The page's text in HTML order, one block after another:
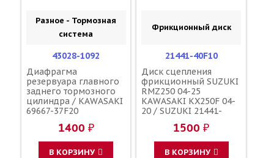
Разное - Тормозная
система
43028-1092
Диафрагма
резервуара главного
заднего тормозного
цилиндра / KAWASAKI
69667-37F20
1400 ₽
В КОРЗИНУ
Фрикционный диск
21441-40F10
Диск сцепления
фрикционный SUZUKI
RMZ250 04-25
KAWASAKI KX250F 04-
20 / SUZUKI 21441-
21441-36F40 13088-
0005 13088-0006
13088-0015 13088-0018
1500 ₽
В КОРЗИНУ